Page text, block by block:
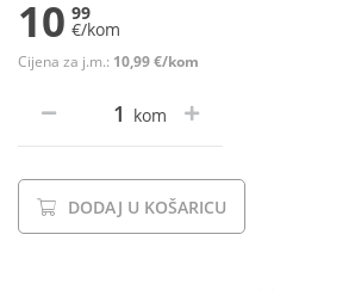
10 99
€/kom
Cijena za j.m.: 10,99 €/kom
kom
DODAJ U KOŠARICU